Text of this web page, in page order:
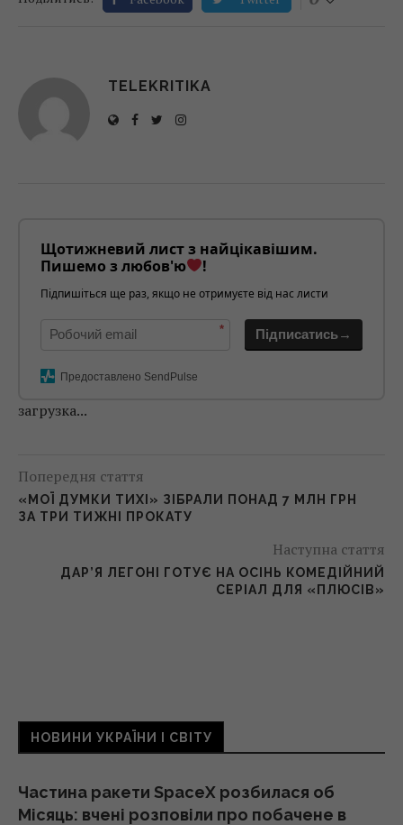
TELEKRITIKA
Щотижневий лист з найцікавішим.
Пишемо з любов'ю
!
Підпишіться ще раз, якщо не отримуєте від нас листи
* Підписатись→
Предоставлено SendPulse
загрузка...
Попередня стаття
«МОЇ ДУМКИ ТИХІ» ЗІБРАЛИ ПОНАД 7 МЛН ГРН
ЗА ТРИ ТИЖНІ ПРОКАТУ
Наступна стаття
ДАР’Я ЛЕГОНІ ГОТУЄ НА ОСІНЬ КОМЕДІЙНИЙ
СЕРІАЛ ДЛЯ «ПЛЮСІВ»
НОВИНИ УКРАЇНИ І СВІТУ
Частина ракети SpaceX розбилася об
Місяць: вчені розповіли про побачене в